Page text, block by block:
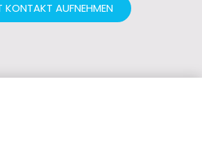
JETZT KONTAKT AUFNEHMEN